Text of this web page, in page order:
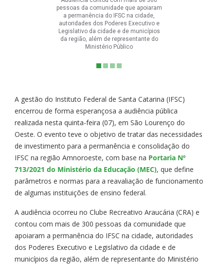
pessoas da comunidade que apoiaram
a permanência do IFSC na cidade,
autoridades dos Poderes Executivo e
Legislativo da cidade e de municípios
da região, além de representante do
Ministério Público
A gestão do Instituto Federal de Santa Catarina (IFSC)
encerrou de forma esperançosa a audiência pública
realizada nesta quinta-feira (07), em São Lourenço do
Oeste. O evento teve o objetivo de tratar das necessidades
de investimento para a permanência e consolidação do
IFSC na região Amnoroeste, com base na Portaria Nº
713/2021 do Ministério da Educação (MEC), que define
parâmetros e normas para a reavaliação de funcionamento
de algumas instituições de ensino federal.
A audiência ocorreu no Clube Recreativo Araucária (CRA) e
contou com mais de 300 pessoas da comunidade que
apoiaram a permanência do IFSC na cidade, autoridades
dos Poderes Executivo e Legislativo da cidade e de
municípios da região, além de representante do Ministério